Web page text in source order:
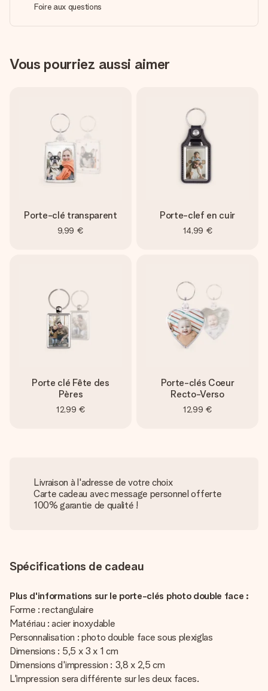
Foire aux questions
Vous pourriez aussi aimer
Porte-clé transparent
9,99 €
Porte-clef en cuir
14,99 €
Porte clé Fête des
Pères
12,99 €
Porte-clés Coeur
Recto-Verso
12,99 €
Livraison à l'adresse de votre choix
Carte cadeau avec message personnel offerte
100% garantie de qualité !
Spécifications de cadeau
Plus d'informations sur le porte-clés photo double face :
Forme : rectangulaire
Matériau : acier inoxydable
Personnalisation : photo double face sous plexiglas
Dimensions : 5,5 x 3 x 1 cm
Dimensions d'impression : 3,8 x 2,5 cm
L'impression sera différente sur les deux faces.